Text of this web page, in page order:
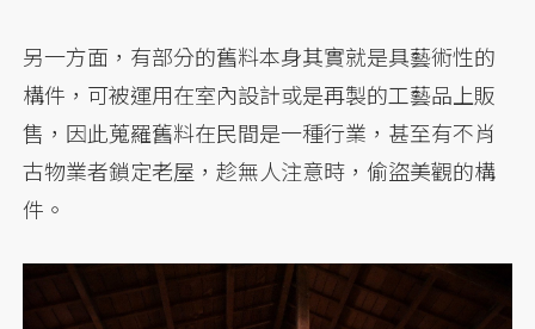
另一方面，有部分的舊料本身其實就是具藝術性的
構件，可被運用在室內設計或是再製的工藝品上販
售，因此蒐羅舊料在民間是一種行業，甚至有不肖
古物業者鎖定老屋，趁無人注意時，偷盜美觀的構
件。